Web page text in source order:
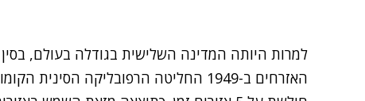
למרות היותה המדינה השלישית בגודלה בעולם,
האזרחים ב-1949 החליטה הרפובליקה